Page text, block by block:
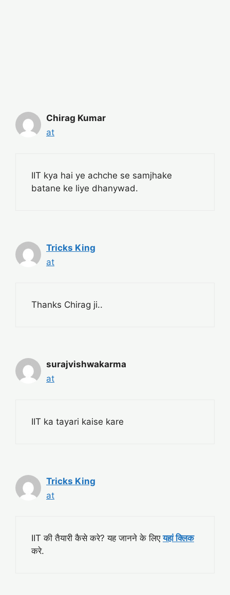
Chirag Kumar
at
IIT kya hai ye achche se samjhake
batane ke liye dhanywad.
Tricks King
at
Thanks Chirag ji..
surajvishwakarma
at
IIT ka tayari kaise kare
Tricks King
at
IIT की तैयारी कैसे करे? यह जानने के लिएयहां क्लिक
करे.